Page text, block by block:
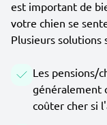
est important de
votre chien se
Plusieurs solutions
Les pensions/
généralement
coûter cher si